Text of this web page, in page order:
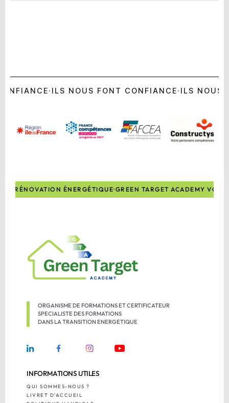
· ILS NOUS FONT CONFIANCE· ILS NOUS
LA RÉNOVATION ÉNERGÉTIQUE·GREEN TARGET ACADEMY
ORGANISME DE FORMATIONS ET CERTIFICATEUR
SPECIALISTE DES FORMATIONS
DANS LA TRANSITION ENERGETIQUE
INFORMATIONS UTILES
QUI SOMMES-NOUS ?
LIVRET D'ACCUEIL